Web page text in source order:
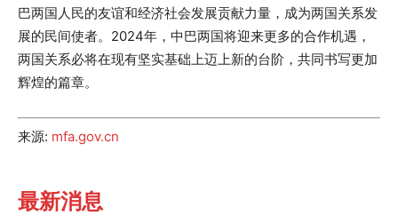
巴两国人民的友谊和经济社会发展贡献力量，成为两国关系发
展的民间使者。2024年，中巴两国将迎来更多的合作机遇，
两国关系必将在现有坚实基础上迈上新的台阶，共同书写更加
辉煌的篇章。
来源: mfa.gov.cn
最新消息